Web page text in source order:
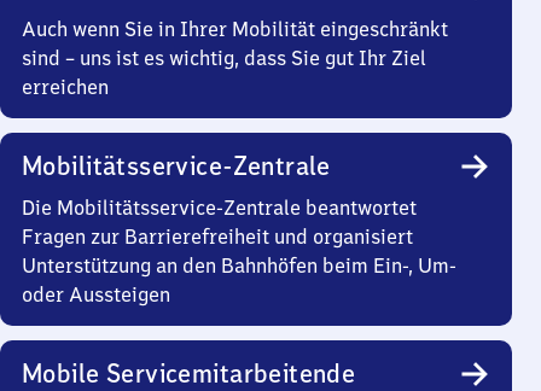
Auch wenn Sie in Ihrer Mobilität eingeschränkt
sind – uns ist es wichtig, dass Sie gut Ihr Ziel
erreichen
Mobilitätsservice-Zentrale
Die Mobilitätsservice-Zentrale beantwortet
Fragen zur Barrierefreiheit und organisiert
Unterstützung an den Bahnhöfen beim Ein-, Um-
oder Aussteigen
Mobile Servicemitarbeitende